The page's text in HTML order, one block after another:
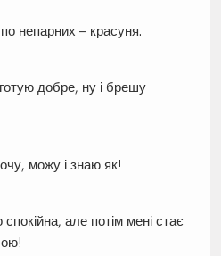
непарних – красуня.
добре, ну і брешу
можу і знаю як!
але потім мені стає